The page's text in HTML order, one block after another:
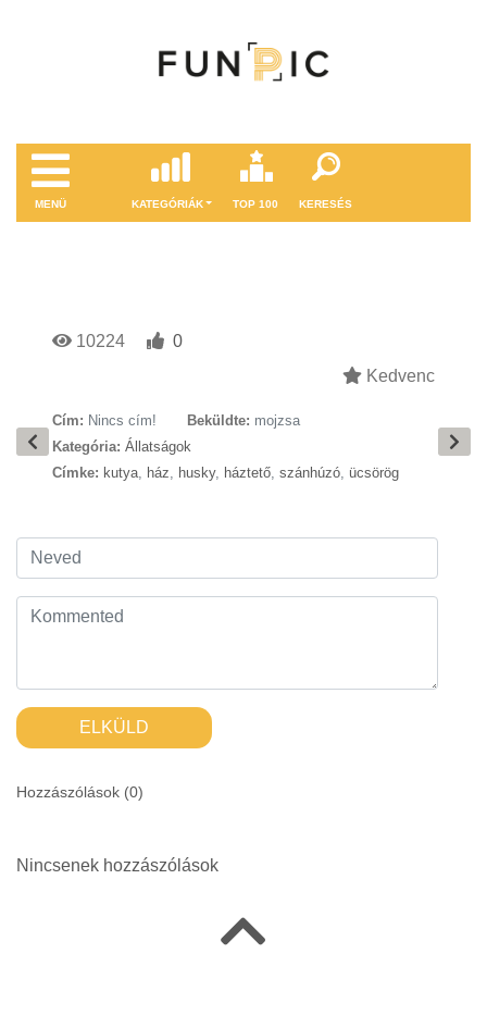
MENÜ KATEGÓRIÁK TOP 100 KERESÉS
10224
0
Kedvenc
Cím: Nincs cím! Beküldte: mojzsa
Kategória: Állatságok
Címke: kutya, ház, husky, háztető, szánhúzó, ücsörög
ELKÜLD
Hozzászólások (0)
Nincsenek hozzászólások